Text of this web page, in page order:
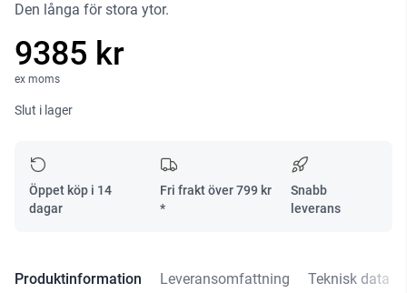
Den långa för stora ytor.
9385 kr
ex moms
Slut i lager
Öppet köp i 14
dagar
Fri frakt över799 kr
*
Snabb
leverans
Produktinformation Leveransomfattning Teknisk data